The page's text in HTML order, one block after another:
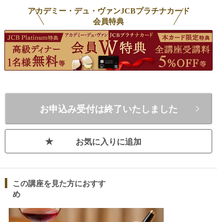
える活動を積極的に展開している。書
籍に『ゼロからスタート！紫貴あきの
ソムリエ試験』（KADOKAWA）、『キ
ャラクターで選ぶワイン図鑑』（かん
き出版者）がある。その他、ワイン専
門サイト『Why not?』、『エノテカ・
『With』、『美Story』など）、テレ
少で合格した、ワイン資格取得のプ
として、米国ワインエデュケータ協会
認定CWE、Court de Master
ロ、イタリアンワイン・アンバサダ
アカデミー・デュ・ヴァンJCBプラチナカード
会員特典
お気に入りに追加
お申込み受付は終了いたしました
この講座を見た方におすす
め